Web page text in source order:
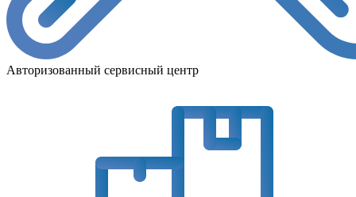
Авторизованный сервисный центр